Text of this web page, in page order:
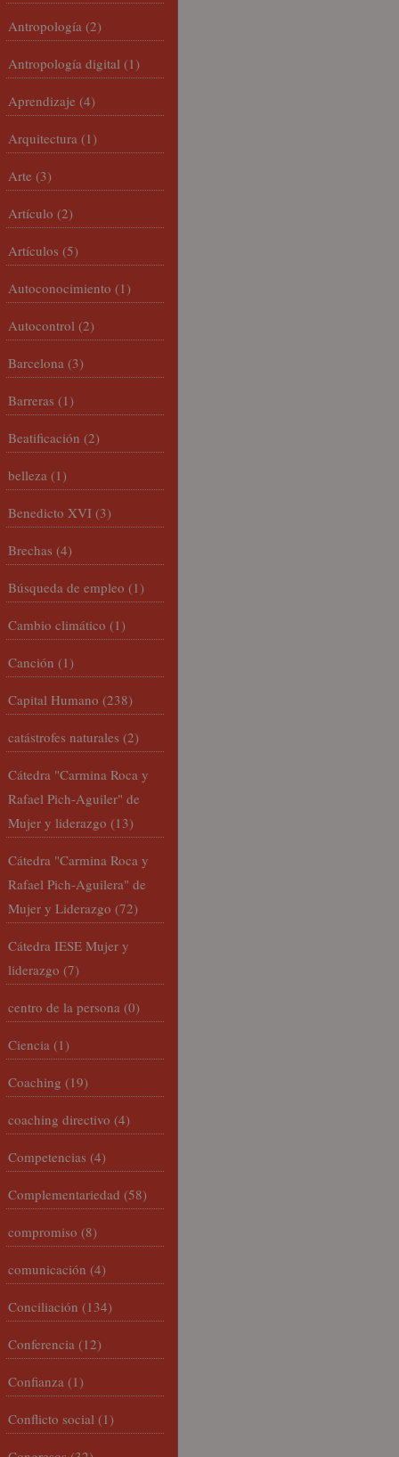
Antropología (2)
Antropología digital (1)
Aprendizaje (4)
Arquitectura (1)
Arte (3)
Artículo (2)
Artículos (5)
Autoconocimiento (1)
Autocontrol (2)
Barcelona (3)
Barreras (1)
Beatificación (2)
belleza (1)
Benedicto XVI (3)
Brechas (4)
Búsqueda de empleo (1)
Cambio climático (1)
Canción (1)
Capital Humano (238)
catástrofes naturales (2)
Cátedra "Carmina Roca y
Rafael Pich-Aguiler" de
Mujer y liderazgo (13)
Cátedra "Carmina Roca y
Rafael Pich-Aguilera" de
Mujer y Liderazgo (72)
Cátedra IESE Mujer y
liderazgo (7)
centro de la persona (0)
Ciencia (1)
Coaching (19)
coaching directivo (4)
Competencias (4)
Complementariedad (58)
compromiso (8)
comunicación (4)
Conciliación (134)
Conferencia (12)
Confianza (1)
Conflicto social (1)